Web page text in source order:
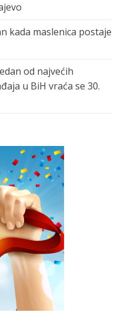
kada maslenica postaje
od najvećih
u BiH vraća se 30.